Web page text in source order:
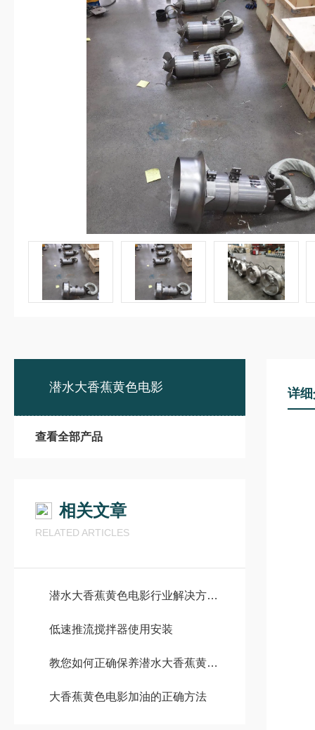
潜水大香蕉黄色电影
查看全部产品
相关文章
RELATED ARTICLES
潜水大香蕉黄色电影行业解决方案：市政污水处理、工业废水治理全场景应用指南
低速推流搅拌器使用安装
教您如何正确保养潜水大香蕉黄色电影
大香蕉黄色电影加油的正确方法
详